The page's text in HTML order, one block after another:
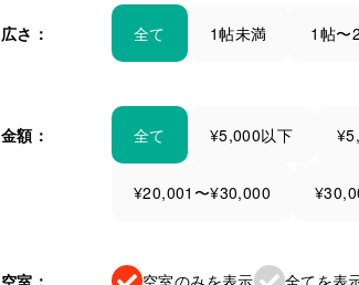
広さ： 全て 1帖未満 1帖〜
金額： 全て ¥5,000以下
¥20,001〜¥30,000
空室： 空室のみを表示 全てを表